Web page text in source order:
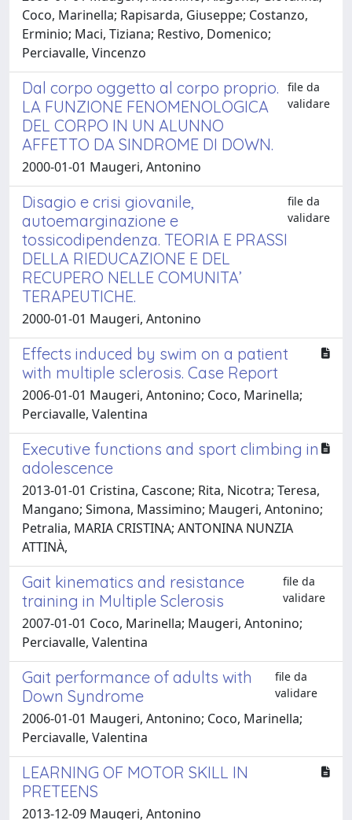
Coco, Marinella; Rapisarda, Giuseppe; Costanzo,
Erminio; Maci, Tiziana; Restivo, Domenico;
Perciavalle, Vincenzo
Dal corpo oggetto al corpo proprio.
LA FUNZIONE FENOMENOLOGICA
DEL CORPO IN UN ALUNNO
AFFETTO DA SINDROME DI DOWN.
file da
validare
2000-01-01 Maugeri, Antonino
Disagio e crisi giovanile,
autoemarginazione e
tossicodipendenza. TEORIA E PRASSI
DELLA RIEDUCAZIONE E DEL
RECUPERO NELLE COMUNITA’
TERAPEUTICHE.
file da
validare
2000-01-01 Maugeri, Antonino
Effects induced by swim on a patient
with multiple sclerosis. Case Report
2006-01-01 Maugeri, Antonino; Coco, Marinella;
Perciavalle, Valentina
Executive functions and sport climbing in
adolescence
2013-01-01 Cristina, Cascone; Rita, Nicotra; Teresa,
Mangano; Simona, Massimino; Maugeri, Antonino;
Petralia, MARIA CRISTINA; ANTONINA NUNZIA
ATTINÀ,
Gait kinematics and resistance
training in Multiple Sclerosis
file da
validare
2007-01-01 Coco, Marinella; Maugeri, Antonino;
Perciavalle, Valentina
Gait performance of adults with
Down Syndrome
file da
validare
2006-01-01 Maugeri, Antonino; Coco, Marinella;
Perciavalle, Valentina
LEARNING OF MOTOR SKILL IN
PRETEENS
2013-12-09 Maugeri, Antonino